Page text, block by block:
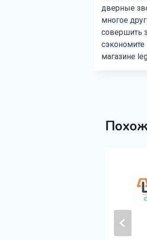
дверные
многое
совершить
сэкономите
магазине